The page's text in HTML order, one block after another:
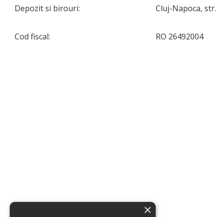
Depozit si birouri: Cluj-Napoca,
Cod fiscal: RO 26492004
×